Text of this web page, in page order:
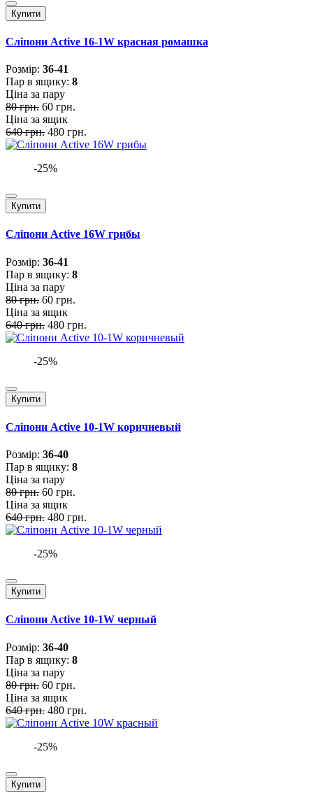
Купити
Сліпони Active 16-1W красная ромашка
Розмiр: 36-41
Пар в ящику: 8
Ціна за пару
80 грн. 60 грн.
Ціна за ящик
640 грн. 480 грн.
-25%
Купити
Сліпони Active 16W грибы
Розмiр: 36-41
Пар в ящику: 8
Ціна за пару
80 грн. 60 грн.
Ціна за ящик
640 грн. 480 грн.
-25%
Купити
Сліпони Active 10-1W коричневый
Розмiр: 36-40
Пар в ящику: 8
Ціна за пару
80 грн. 60 грн.
Ціна за ящик
640 грн. 480 грн.
-25%
Купити
Сліпони Active 10-1W черный
Розмiр: 36-40
Пар в ящику: 8
Ціна за пару
80 грн. 60 грн.
Ціна за ящик
640 грн. 480 грн.
-25%
Купити